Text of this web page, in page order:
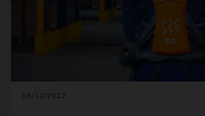
08/12/2022